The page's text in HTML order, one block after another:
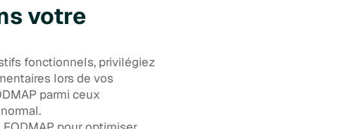
votre
fonctionnels, privilégiez
lors de vos
parmi ceux